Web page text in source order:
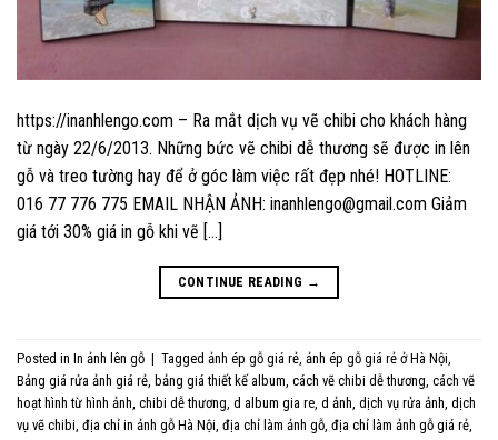
https://inanhlengo.com – Ra mắt dịch vụ vẽ chibi cho khách hàng
từ ngày 22/6/2013. Những bức vẽ chibi dễ thương sẽ được in lên
gỗ và treo tường hay để ở góc làm việc rất đẹp nhé! HOTLINE:
016 77 776 775 EMAIL NHẬN ẢNH: inanhlengo@gmail.com Giảm
giá tới 30% giá in gỗ khi vẽ […]
CONTINUE READING →
Posted in In ảnh lên gỗ | Tagged ảnh ép gỗ giá rẻ ảnh ép gỗ giá rẻ ở Hà Nội
Bảng giá rửa ảnh giá rẻ bảng giá thiết kế album cách vẽ chibi dễ thương cách vẽ
hoạt hình từ hình ảnh chibi dễ thương d album gia re d ảnh dịch vụ rửa ảnh dịch
vụ vẽ chibi địa chỉ in ảnh gỗ Hà Nội địa chỉ làm ảnh gỗ địa chỉ làm ảnh gỗ giá rẻ